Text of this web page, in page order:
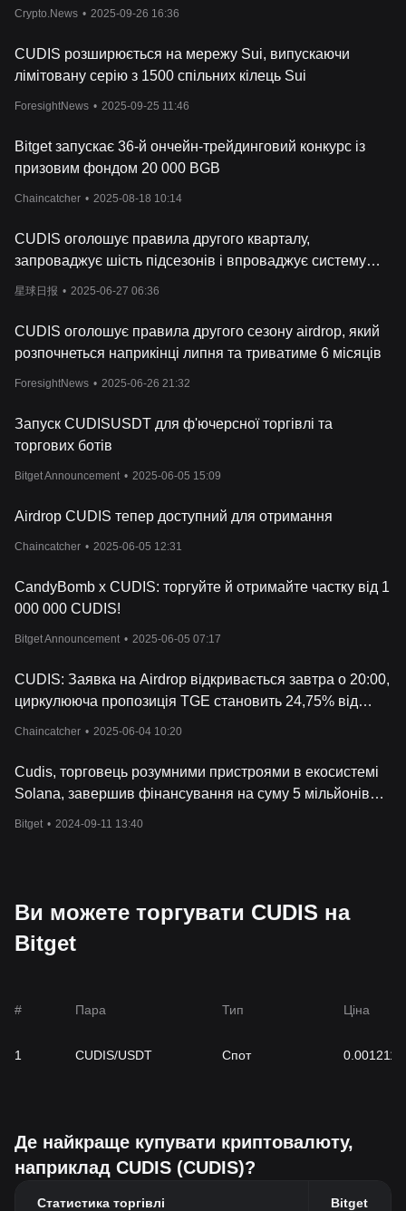
Crypto.News • 2025-09-26 16:36
CUDIS розширюється на мережу Sui, випускаючи
лімітовану серію з 1500 спільних кілець Sui
ForesightNews • 2025-09-25 11:46
Bitget запускає 36-й ончейн-трейдинговий конкурс із
призовим фондом 20 000 BGB
Chaincatcher • 2025-08-18 10:14
CUDIS оголошує правила другого кварталу,
запроваджує шість підсезонів і впроваджує систему
балів HP
星球日报 • 2025-06-27 06:36
CUDIS оголошує правила другого сезону airdrop, який
розпочнеться наприкінці липня та триватиме 6 місяців
ForesightNews • 2025-06-26 21:32
Запуск CUDISUSDT для ф'ючерсної торгівлі та
торгових ботів
Bitget Announcement • 2025-06-05 15:09
Airdrop CUDIS тепер доступний для отримання
Chaincatcher • 2025-06-05 12:31
CandyBomb x CUDIS: торгуйте й отримайте частку від 1
000 000 CUDIS!
Bitget Announcement • 2025-06-05 07:17
CUDIS: Заявка на Airdrop відкривається завтра о 20:00,
циркулююча пропозиція TGE становить 24,75% від
Chaincatcher • 2025-06-04 10:20
Cudis, торговець розумними пристроями в екосистемі
Solana, завершив фінансування на суму 5 мільйонів
Bitget • 2024-09-11 13:40
Ви можете торгувати CUDIS на
Bitget
# Пара Тип Ціна
1 CUDIS/USDT Спот 0.001211
Де найкраще купувати криптовалюту,
наприклад CUDIS (CUDIS)?
Статистика торгівлі Bitget